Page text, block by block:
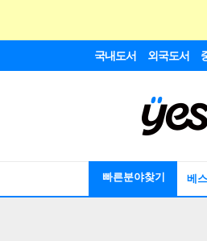
국내도서 외국도서
빠른분야찾기 베